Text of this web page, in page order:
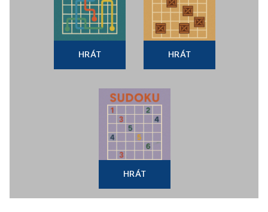
HRÁT HRÁT
HRÁT